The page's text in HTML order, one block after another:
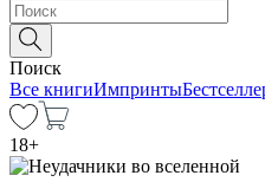
Поиск
Все книгиИмпринты
18+